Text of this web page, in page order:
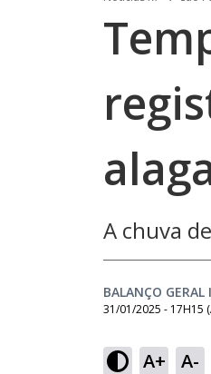
A chuva
BALANÇO GERAL
31/01/2025 - 17H15
A+ A-